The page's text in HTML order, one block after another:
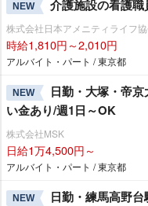
NEW 介護施設の看護
株式会社日本アメニティライフ
時給1,810円～2,010円
アルバイト・パート / 東京都
NEW
日勤・大塚・帝
い金あり/週1日～OK
株式会社MSK
日給1万4,500円～
アルバイト・パート / 東京都
NEW
日勤・練馬高野